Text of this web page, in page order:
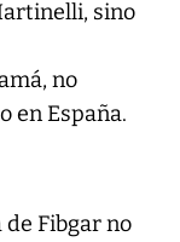
sino
no
en España.
Fibgar no